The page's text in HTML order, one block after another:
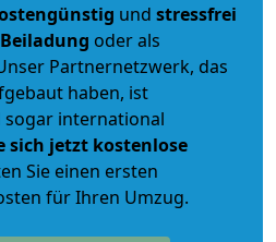
und stressfrei
Beiladung oder als
Partnernetzwerk, das
haben, ist
international
sich jetzt kostenlose
Sie einen ersten
für Ihren Umzug.